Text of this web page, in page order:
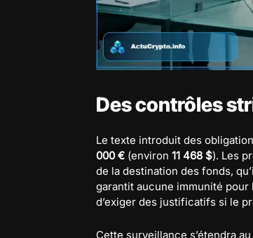
Des contrôles
Le texte introduit des
000 € (environ 11 468 $). Les
de la destination des fonds,
garantit aucune immunité
d’exiger des justificatifs si le
Cette surveillance s’étendra